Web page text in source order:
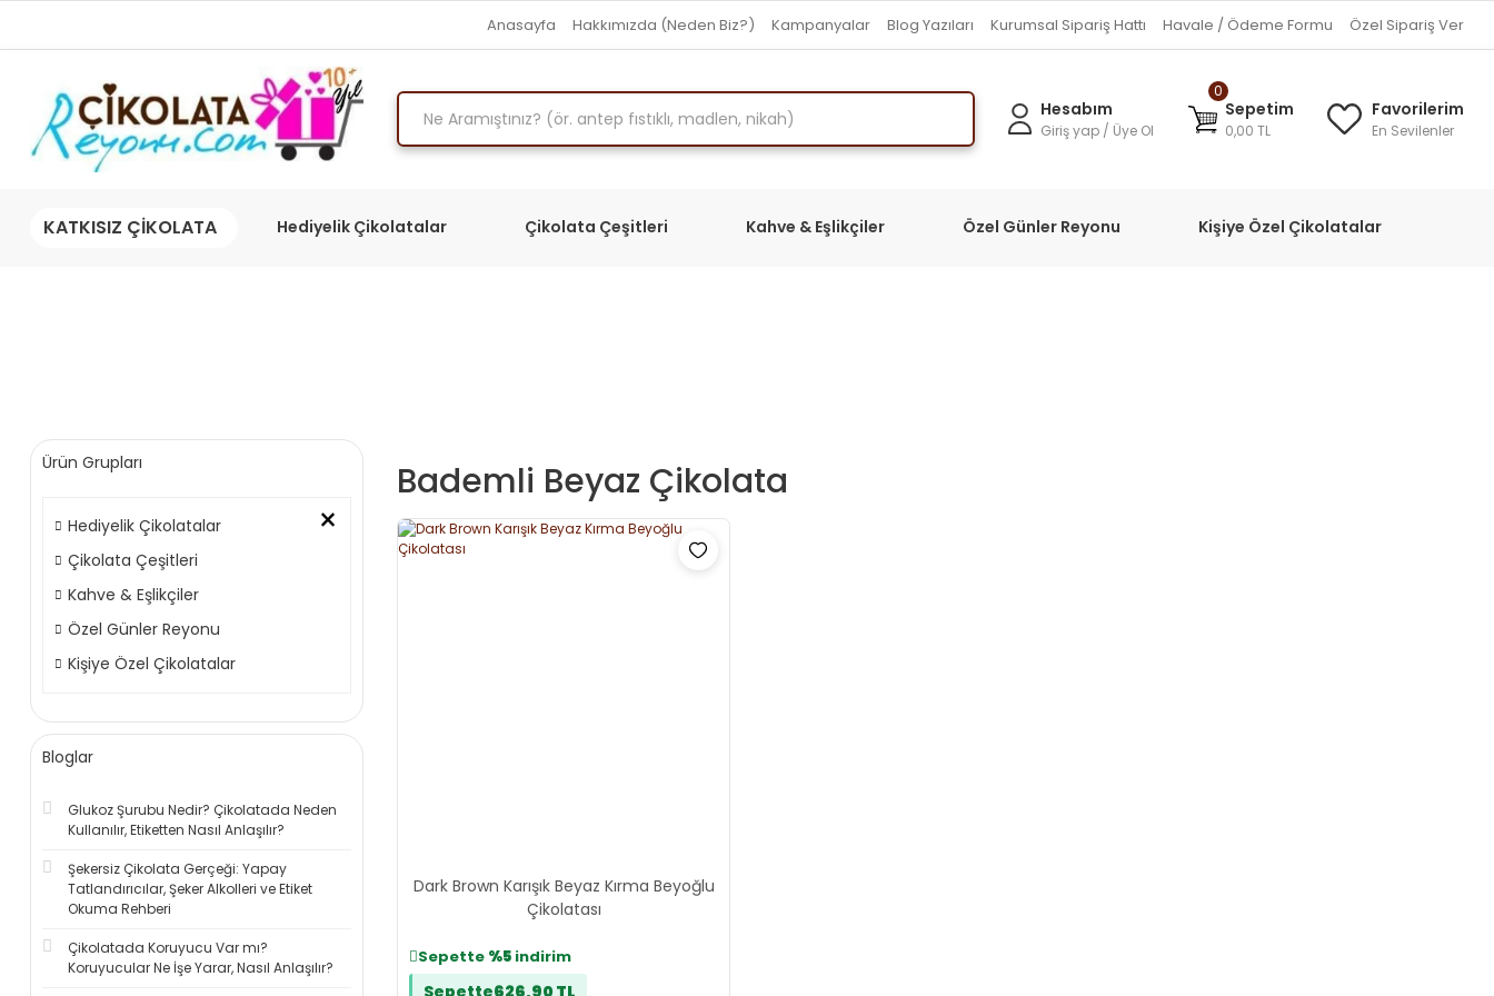
Anasayfa Hakkımızda (Neden Biz?) Kampanyalar Blog Yazıları Kurumsal Sipariş Hattı Havale / Ödeme Formu Özel Sipariş Ver
Hesabım
Giriş yap / Üye Ol
0
Sepetim
0,00 TL
Favorilerim
En Sevilenler
KATKISIZ ÇİKOLATA Hediyelik Çikolatalar Çikolata Çeşitleri Kahve & Eşlikçiler Özel Günler Reyonu Kişiye Özel Çikolatalar
Ürün Grupları
×
Hediyelik Çikolatalar
Çikolata Çeşitleri
Kahve & Eşlikçiler
Özel Günler Reyonu
Kişiye Özel Çikolatalar
Bloglar
Glukoz Şurubu Nedir? Çikolatada Neden
Kullanılır, Etiketten Nasıl Anlaşılır?
Şekersiz Çikolata Gerçeği: Yapay
Tatlandırıcılar, Şeker Alkolleri ve Etiket
Okuma Rehberi
Çikolatada Koruyucu Var mı?
Koruyucular Ne İşe Yarar, Nasıl Anlaşılır?
Bademli Beyaz Çikolata
Dark Brown Karışık Beyaz Kırma Beyoğlu
Çikolatası
Sepette %5 indirim
Sepette626,90 TL